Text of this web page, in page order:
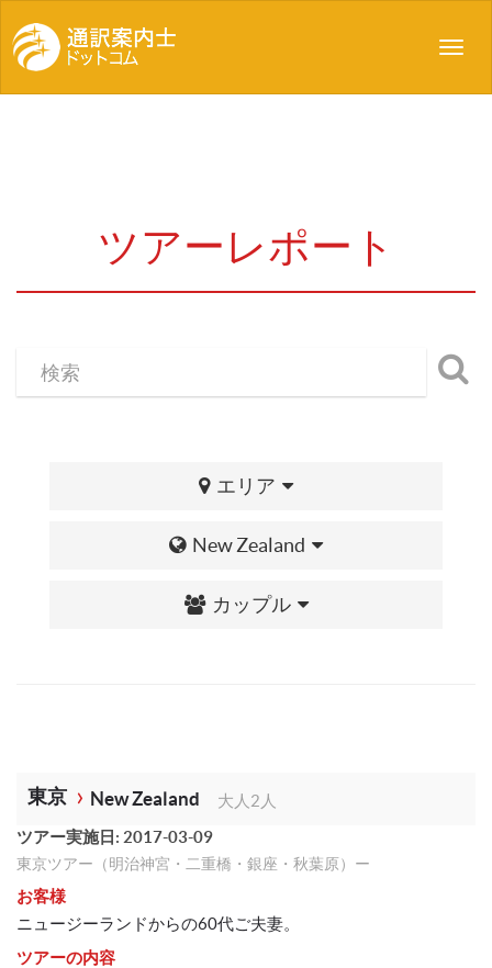
ツアーレポート
エリア
New Zealand
カップル
東京 New Zealand
大人2人
ツアー実施日: 2017-03-09
東京ツアー（明治神宮・二重橋・銀座・秋葉原）ー
お客様
ニュージーランドからの60代ご夫妻。
ツアーの内容